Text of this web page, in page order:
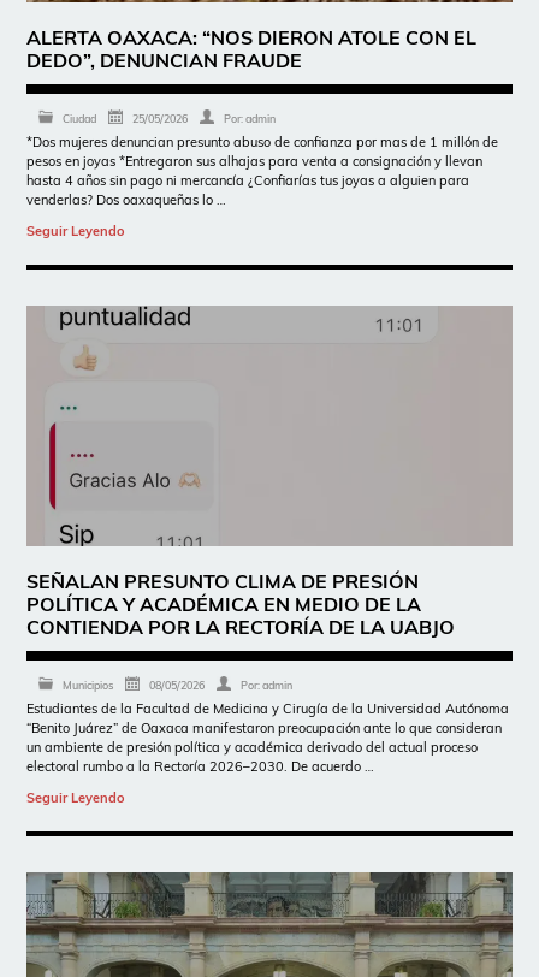
ALERTA OAXACA: “NOS DIERON ATOLE CON EL
DEDO”, DENUNCIAN FRAUDE
Ciudad 25/05/2026 Por:admin
*Dos mujeres denuncian presunto abuso de confianza por mas de 1 millón de
pesos en joyas *Entregaron sus alhajas para venta a consignación y llevan
hasta 4 años sin pago ni mercancía ¿Confiarías tus joyas a alguien para
venderlas? Dos oaxaqueñas lo …
Seguir Leyendo
SEÑALAN PRESUNTO CLIMA DE PRESIÓN
POLÍTICA Y ACADÉMICA EN MEDIO DE LA
CONTIENDA POR LA RECTORÍA DE LA UABJO
Municipios 08/05/2026 Por:admin
Estudiantes de la Facultad de Medicina y Cirugía de la Universidad Autónoma
“Benito Juárez” de Oaxaca manifestaron preocupación ante lo que consideran
un ambiente de presión política y académica derivado del actual proceso
electoral rumbo a la Rectoría 2026–2030. De acuerdo …
Seguir Leyendo